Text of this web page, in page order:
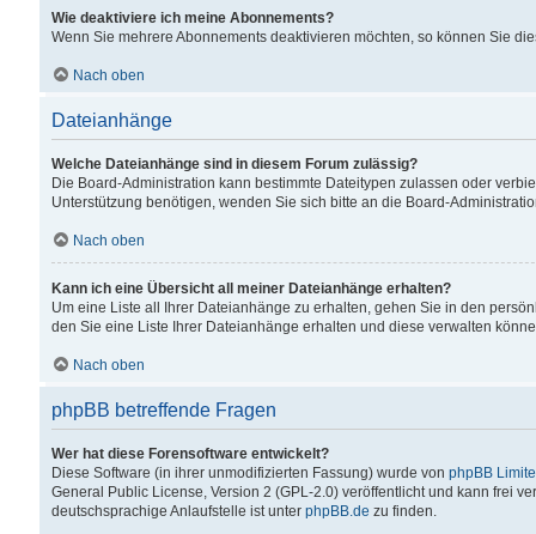
Wie deaktiviere ich meine Abonnements?
Wenn Sie mehrere Abonnements deaktivieren möchten, so können Sie
Nach oben
Dateianhänge
Welche Dateianhänge sind in diesem Forum zulässig?
Die Board-Administration kann bestimmte Dateitypen zulassen oder
Unterstützung benötigen, wenden Sie sich bitte an die Board-
Nach oben
Kann ich eine Übersicht all meiner Dateianhänge erhalten?
Um eine Liste all Ihrer Dateianhänge zu erhalten, gehen Sie in den
den Sie eine Liste Ihrer Dateianhänge erhalten und diese verwalten
Nach oben
phpBB betreffende Fragen
Wer hat diese Forensoftware entwickelt?
Diese Software (in ihrer unmodifizierten Fassung) wurde von phpBB
General Public License, Version 2 (GPL-2.0) veröffentlicht und kann frei
deutschsprachige Anlaufstelle ist unter phpBB.de zu finden.